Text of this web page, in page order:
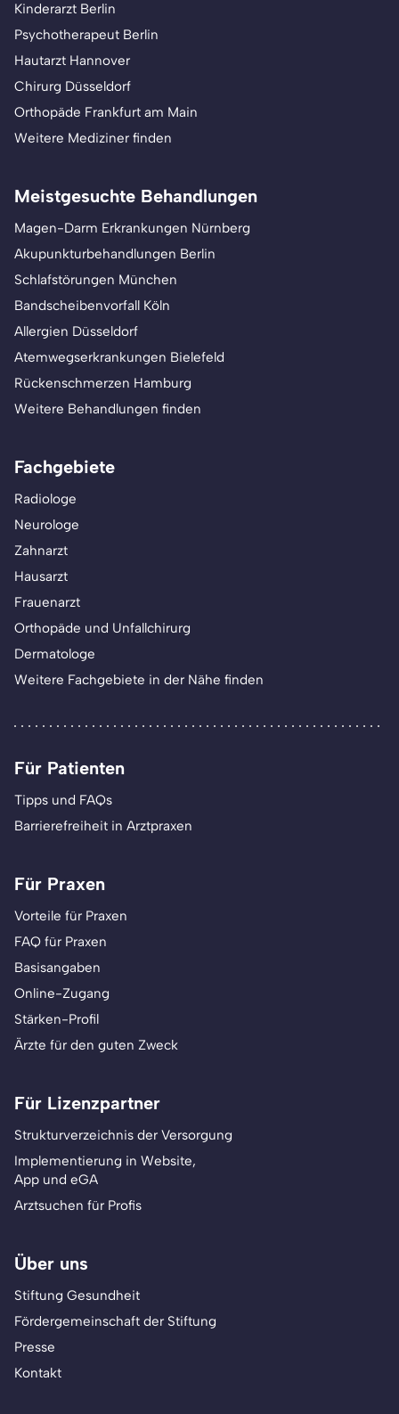
Kinderarzt Berlin
Psychotherapeut Berlin
Hautarzt Hannover
Chirurg Düsseldorf
Orthopäde Frankfurt am Main
Weitere Mediziner finden
Meistgesuchte Behandlungen
Magen-Darm Erkrankungen Nürnberg
Akupunkturbehandlungen Berlin
Schlafstörungen München
Bandscheibenvorfall Köln
Allergien Düsseldorf
Atemwegserkrankungen Bielefeld
Rückenschmerzen Hamburg
Weitere Behandlungen finden
Fachgebiete
Radiologe
Neurologe
Zahnarzt
Hausarzt
Frauenarzt
Orthopäde und Unfallchirurg
Dermatologe
Weitere Fachgebiete in der Nähe finden
Für Patienten
Tipps und FAQs
Barrierefreiheit in Arztpraxen
Für Praxen
Vorteile für Praxen
FAQ für Praxen
Basisangaben
Online-Zugang
Stärken-Profil
Ärzte für den guten Zweck
Für Lizenzpartner
Strukturverzeichnis der Versorgung
Implementierung in Website,
App und eGA
Arztsuchen für Profis
Über uns
Stiftung Gesundheit
Fördergemeinschaft der Stiftung
Presse
Kontakt